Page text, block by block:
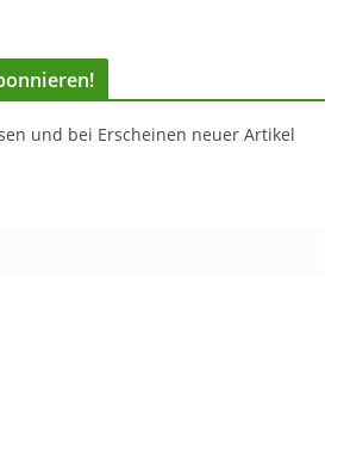
und bei Erscheinen neuer Artikel